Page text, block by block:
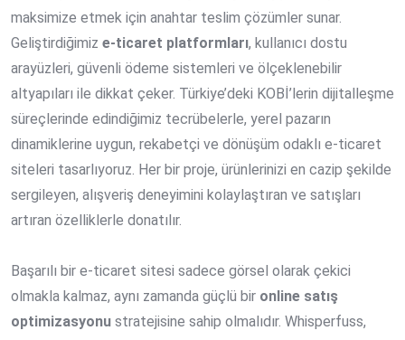
maksimize etmek için anahtar teslim çözümler sunar.
Geliştirdiğimiz e-ticaret platformları, kullanıcı dostu
arayüzleri, güvenli ödeme sistemleri ve ölçeklenebilir
altyapıları ile dikkat çeker. Türkiye’deki KOBİ’lerin dijitalleşme
süreçlerinde edindiğimiz tecrübelerle, yerel pazarın
dinamiklerine uygun, rekabetçi ve dönüşüm odaklı e-ticaret
siteleri tasarlıyoruz. Her bir proje, ürünlerinizi en cazip şekilde
sergileyen, alışveriş deneyimini kolaylaştıran ve satışları
artıran özelliklerle donatılır.
Başarılı bir e-ticaret sitesi sadece görsel olarak çekici
olmakla kalmaz, aynı zamanda güçlü bir online satış
optimizasyonu stratejisine sahip olmalıdır. Whisperfuss,